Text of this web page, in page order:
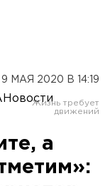
9 МАЯ 2020 В 14:19
а